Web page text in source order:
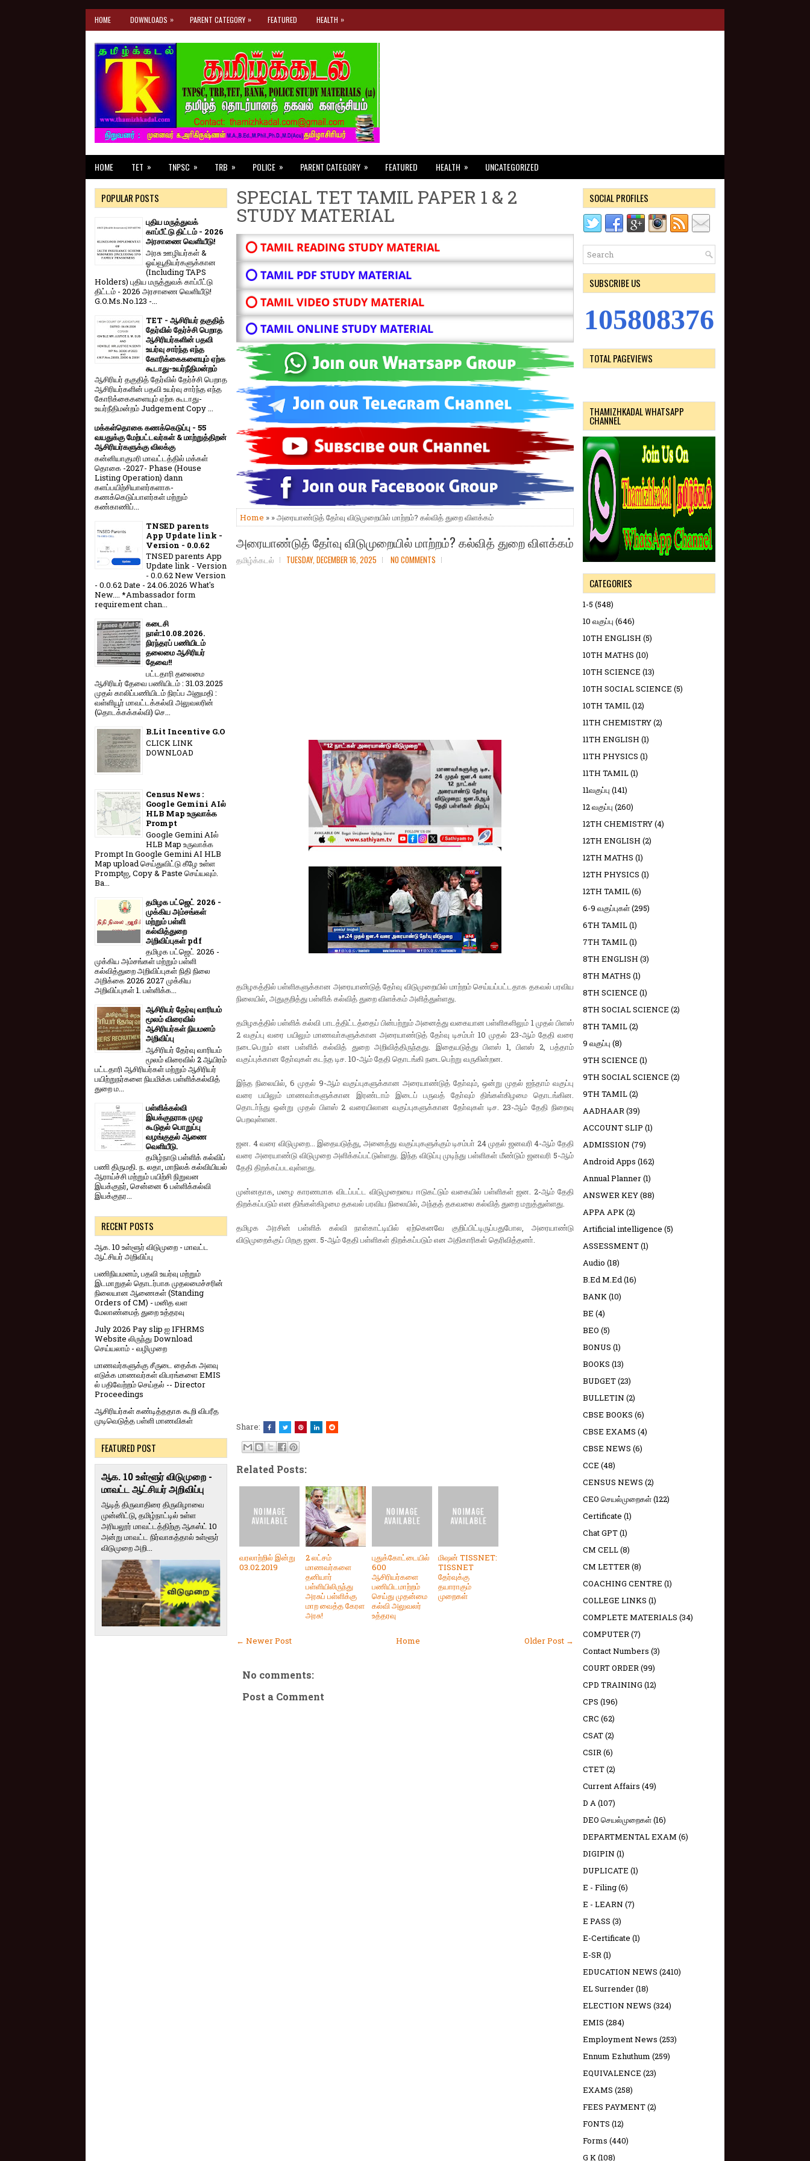
HOME DOWNLOADS » PARENT CATEGORY » FEATURED HEALTH »
HOME TET » TNPSC » TRB » POLICE » PARENT CATEGORY » FEATURED HEALTH » UNCATEGORIZED
SPECIAL TET TAMIL PAPER 1 & 2
STUDY MATERIAL
⭕ TAMIL READING STUDY MATERIAL
⭕ TAMIL PDF STUDY MATERIAL
⭕ TAMIL VIDEO STUDY MATERIAL
⭕ TAMIL ONLINE STUDY MATERIAL
Home » » அரையாண்டுத் தோ்வு விடுமுறையில் மாற்றம்? கல்வித் துறை விளக்கம்
அரையாண்டுத் தோ்வு விடுமுறையில் மாற்றம்? கல்வித் துறை விளக்கம்
தமிழ்க்கடல் TUESDAY, DECEMBER 16, 2025 NO COMMENTS
தமிழகத்தில் பள்ளிகளுக்கான அரையாண்டுத் தோ்வு விடுமுறையில் மாற்றம் செய்யப்பட்டதாக தகவல் பரவிய
நிலையில், அதுகுறித்து பள்ளிக் கல்வித் துறை விளக்கம் அளித்துள்ளது.
தமிழகத்தில் பள்ளிக் கல்வி பாடத்திட்டத்தைப் பின்பற்றும் அனைத்து வகையான பள்ளிகளிலும் 1 முதல் பிளஸ்
2 வகுப்பு வரை பயிலும் மாணவா்களுக்கான அரையாண்டுத் தோ்வு டிசம்பா் 10 முதல் 23-ஆம் தேதி வரை
நடைபெறும் என பள்ளிக் கல்வித் துறை அறிவித்திருந்தது. இதையடுத்து பிளஸ் 1, பிளஸ் 2, பத்தாம்
வகுப்புக்கான தோ்வுகள் கடந்த டிச. 10-ஆம் தேதி தொடங்கி நடைபெற்று வருகின்றன.
இந்த நிலையில், 6 முதல் 9-ஆம் வகுப்புகளுக்கான அரையாண்டுத் தோ்வும், ஒன்று முதல் ஐந்தாம் வகுப்பு
வரை பயிலும் மாணவா்களுக்கான இரண்டாம் இடைப் பருவத் தோ்வும் திங்கள்கிழமை தொடங்கின.
தொடா்ந்து ஒன்று முதல் பிளஸ் 2 வரையிலான வகுப்புகளுக்கான தோ்வுகள் டிச. 23-ஆம் தேதி நிறைவு
பெறவுள்ளன.
ஜன. 4 வரை விடுமுறை... இதையடுத்து, அனைத்து வகுப்புகளுக்கும் டிசம்பா் 24 முதல் ஜனவரி 4-ஆம் தேதி
வரை அரையாண்டு விடுமுறை அளிக்கப்பட்டுள்ளது. இந்த விடுப்பு முடிந்து பள்ளிகள் மீண்டும் ஜனவரி 5-ஆம்
தேதி திறக்கப்படவுள்ளது.
முன்னதாக, மழை காரணமாக விடப்பட்ட விடுமுறையை ஈடுகட்டும் வகையில் பள்ளிகள் ஜன. 2-ஆம் தேதி
திறக்கப்படும் என திங்கள்கிழமை தகவல் பரவிய நிலையில், அந்தத் தகவலை கல்வித் துறை மறுத்துள்ளது.
தமிழக அரசின் பள்ளிக் கல்வி நாள்காட்டியில் ஏற்கெனவே குறிப்பிட்டிருப்பதுபோல, அரையாண்டு
விடுமுறைக்குப் பிறகு ஜன. 5-ஆம் தேதி பள்ளிகள் திறக்கப்படும் என அதிகாரிகள் தெரிவித்தனா்.
Share:
Related Posts:
வரலாற்றில் இன்று
03.02.2019
2 லட்சம்
மாணவர்களை
தனியார்
பள்ளியிலிருந்து
அரசுப் பள்ளிக்கு
மாற வைத்த கேரள
அரசு!
புதுக்கோட்டையில்
600
ஆசிரியர்களை
பணியிடமாற்றம்
செய்து முதன்மை
கல்வி அலுவலர்
உத்தரவு
மிஷன் TISSNET:
TISSNET
தேர்வுக்கு
தயாராகும்
முறைகள்
← Newer Post Older Post →
Home
No comments:
Post a Comment
POPULAR POSTS
புதிய மருத்துவக்
காப்பீட்டு திட்டம் - 2026
அரசாணை வெளியீடு!
அரசு ஊழியர்கள் &
ஓய்வூதியர்களுக்கான
(Including TAPS
Holders) புதிய மருத்துவக் காப்பீட்டு
திட்டம் - 2026 அரசாணை வெளியீடு!
G.O.Ms.No.123 -...
TET - ஆசிரியர் தகுதித்
தேர்வில் தேர்ச்சி பெறாத
ஆசிரியர்களின் பதவி
உயர்வு சார்ந்த எந்த
கோரிக்கைகளையும் ஏற்க
கூடாது-உயர்நீதிமன்றம்
ஆசிரியர் தகுதித் தேர்வில் தேர்ச்சி பெறாத
ஆசிரியர்களின் பதவி உயர்வு சார்ந்த எந்த
கோரிக்கைகளையும் ஏற்க கூடாது-
உயர்நீதிமன்றம் Judgement Copy ...
மக்கள்தொகை கணக்கெடுப்பு - 55
வயதுக்கு மேற்பட்டவர்கள் & மாற்றுத்திறன்
ஆசிரியர்களுக்கு விலக்கு
கன்னியாகுமரி மாவட்டத்தில் மக்கள்
தொகை -2027- Phase (House
Listing Operation) dann
களப்பயிற்சியாளர்களாக-
கணக்கெடுப்பாளர்கள் மற்றும்
கண்காணிப்...
TNSED parents
App Update link -
Version - 0.0.62
TNSED parents App
Update link - Version
- 0.0.62 New Version
- 0.0.62 Date - 24.06.2026 What's
New.... *Ambassador form
requirement chan...
கடைசி
நாள்:10.08.2026.
நிரந்தரப் பணியிடம்
தலைமை ஆசிரியர்
தேவை!!
பட்டதாரி தலைமை
ஆசிரியர் தேவை பணியிடம் : 31.03.2025
முதல் காலிப்பணியிடம் நிரப்ப அனுமதி :
வள்ளியூர் மாவட்டக்கல்வி அலுவலரின்
(தொடக்கக்கல்வி) செ...
B.Lit Incentive G.O
CLICK LINK
DOWNLOAD
Census News :
Google Gemini AIல்
HLB Map உருவாக்க
Prompt
Google Gemini AIல்
HLB Map உருவாக்க
Prompt In Google Gemini AI HLB
Map upload செய்துவிட்டு கீழே உள்ள
Promptஐ, Copy & Paste செய்யவும்.
Ba...
தமிழக பட்ஜெட் 2026 -
முக்கிய அம்சங்கள்
மற்றும் பள்ளி
கல்வித்துறை
அறிவிப்புகள் pdf
தமிழக பட்ஜெட் 2026 -
முக்கிய அம்சங்கள் மற்றும் பள்ளி
கல்வித்துறை அறிவிப்புகள் நிதி நிலை
அறிக்கை 2026 2027 முக்கிய
அறிவிப்புகள் 1. பள்ளிக்க...
ஆசிரியர் தேர்வு வாரியம்
மூலம் விரைவில்
ஆசிரியர்கள் நியமனம்
அறிவிப்பு
ஆசிரியர் தேர்வு வாரி​யம்
மூலம் விரை​வில் 2 ஆயிரம்
பட்​ட​தாரி ஆசிரியர்​கள் மற்​றும் ஆசிரியர்
பயிற்றுநர்​களை நியமிக்க பள்​ளிக்​கல்​வித்​
துறை ம...
பள்ளிக்கல்வி
இயக்குநராக முழு
கூடுதல் பொறுப்பு
வழங்குதல் ஆணை
வெளியீடு.
தமிழ்நாடு பள்ளிக் கல்விப்
பணி திருமதி. ந. லதா, மாநிலக் கல்வியியல்
ஆராய்ச்சி மற்றும் பயிற்சி நிறுவன
இயக்குநர், சென்னை 6 பள்ளிக்கல்வி
இயக்குநர...
RECENT POSTS
ஆக. 10 உள்ளூர் விடுமுறை - மாவட்ட
ஆட்சியர் அறிவிப்பு
பணிநியமனம், பதவி உயர்வு மற்றும்
இடமாறுதல் தொடர்பாக முதலமைச்சரின்
நிலையான ஆணைகள் (Standing
Orders of CM) - மனித வள
மேலாண்மைத் துறை உத்தரவு
July 2026 Pay slip ஐ IFHRMS
Website லிருந்து Download
செய்யலாம் - வழிமுறை
மாணவர்களுக்கு சீருடை தைக்க அளவு
எடுக்க மாணவர்கள் விபரங்களை EMIS
ல் பதிவேற்றம் செய்தல் -- Director
Proceedings
ஆசிரியர்கள் கண்டித்ததாக கூறி விபரீத
முடிவெடுத்த பள்ளி மாணவிகள்
FEATURED POST
ஆக. 10 உள்ளூர் விடுமுறை -
மாவட்ட ஆட்சியர் அறிவிப்பு
ஆடித் திருவாதிரை திருவிழாவை
முன்னிட்டு, தமிழ்நாட்டில் உள்ள
அரியலூர் மாவட்டத்திற்கு ஆகஸ்ட் 10
அன்று மாவட்ட நிர்வாகத்தால் உள்ளூர்
விடுமுறை அறி...
SOCIAL PROFILES
SUBSCRIBE US
105808376
TOTAL PAGEVIEWS
THAMIZHKADAL WHATSAPP
CHANNEL
CATEGORIES
1-5 (548)
10 வகுப்பு (646)
10TH ENGLISH (5)
10TH MATHS (10)
10TH SCIENCE (13)
10TH SOCIAL SCIENCE (5)
10TH TAMIL(12)
11TH CHEMISTRY(2)
11TH ENGLISH (1)
11TH PHYSICS (1)
11TH TAMIL(1)
11வகுப்பு (141)
12 வகுப்பு (260)
12TH CHEMISTRY(4)
12TH ENGLISH (2)
12TH MATHS (1)
12TH PHYSICS (1)
12TH TAMIL(6)
6-9 வகுப்புகள்(295)
6TH TAMIL(1)
7TH TAMIL(1)
8TH ENGLISH (3)
8TH MATHS (1)
8TH SCIENCE (1)
8TH SOCIAL SCIENCE (2)
8TH TAMIL(2)
9 வகுப்பு (8)
9TH SCIENCE (1)
9TH SOCIAL SCIENCE (2)
9TH TAMIL(2)
AADHAAR(39)
ACCOUNT SLIP (1)
ADMISSION (79)
Android Apps (162)
Annual Planner(1)
ANSWER KEY(88)
APPA APK(2)
Artificial intelligence (5)
ASSESSMENT(1)
Audio (18)
B.Ed M.Ed(16)
BANK(10)
BE (4)
BEO (5)
BONUS (1)
BOOKS (13)
BUDGET(23)
BULLETIN (2)
CBSE BOOKS (6)
CBSE EXAMS (4)
CBSE NEWS (6)
CCE (48)
CENSUS NEWS (2)
CEO செயல்முறைகள்(122)
Certificate (1)
Chat GPT(1)
CM CELL(8)
CM LETTER(8)
COACHING CENTRE (1)
COLLEGE LINKS (1)
COMPLETE MATERIALS (34)
COMPUTER(7)
Contact Numbers (3)
COURT ORDER(99)
CPD TRAINING (12)
CPS (196)
CRC (62)
CSAT(2)
CSIR(6)
CTET(2)
Current Affairs (49)
D A(107)
DEO செயல்முறைகள்(16)
DEPARTMENTAL EXAM (6)
DIGIPIN (1)
DUPLICATE (1)
E - Filing(6)
E - LEARN (7)
E PASS (3)
E-Certificate (1)
E-SR(1)
EDUCATION NEWS (2410)
EL Surrender(18)
ELECTION NEWS (324)
EMIS (284)
Employment News (253)
Ennum Ezhuthum (259)
EQUIVALENCE (23)
EXAMS (258)
FEES PAYMENT(2)
FONTS (12)
Forms (440)
G K(108)